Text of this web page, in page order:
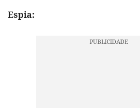
Espia: